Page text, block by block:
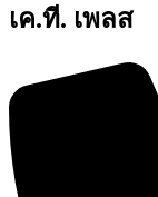
เค.ที. เพลส